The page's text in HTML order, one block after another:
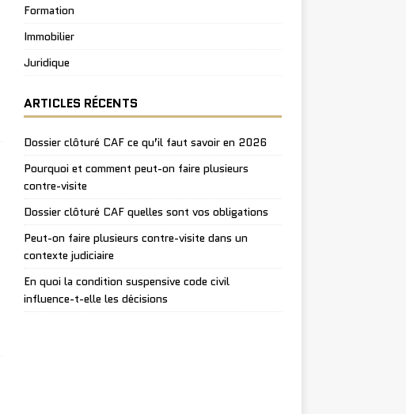
Formation
Immobilier
Juridique
ARTICLES RÉCENTS
Dossier clôturé CAF ce qu’il faut savoir en 2026
Pourquoi et comment peut-on faire plusieurs
contre-visite
Dossier clôturé CAF quelles sont vos obligations
Peut-on faire plusieurs contre-visite dans un
contexte judiciaire
En quoi la condition suspensive code civil
influence-t-elle les décisions